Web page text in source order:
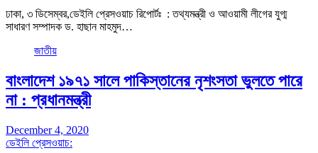
ঢাকা, ৩ ডিসেম্বর,ডেইলি প্রেসওয়াচ রিপোর্টঃ : তথ্যমন্ত্রী ও আওয়ামী লীগের যুগ্ম
সাধারণ সম্পাদক ড. হাছান মাহমুদ…
জাতীয়
বাংলাদেশ ১৯৭১ সালে পাকিস্তানের নৃশংসতা ভুলতে পারে
না : প্রধানমন্ত্রী
December 4, 2020
ডেইলি প্রেসওয়াচ: